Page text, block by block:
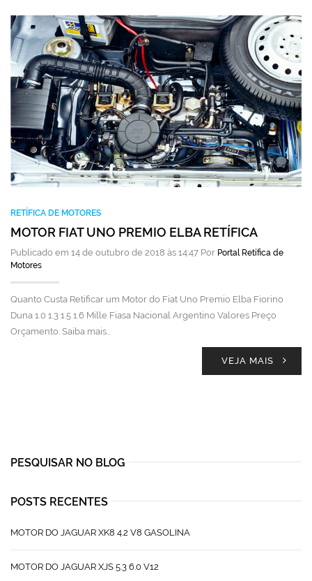
RETÍFICA DE MOTORES
MOTOR FIAT UNO PREMIO ELBA RETÍFICA
Publicado em 14 de outubro de 2018 às 14:47 Por Portal Retífica de
Motores
Quanto Custa Retificar um Motor do Fiat Uno Premio Elba Fiorino
Duna 1.0 1.3 1.5 1.6 Mille Fiasa Nacional Argentino Valores Preço
Orçamento. Saiba mais…
VEJA MAIS
PESQUISAR NO BLOG
POSTS RECENTES
MOTOR DO JAGUAR XK8 4.2 V8 GASOLINA
MOTOR DO JAGUAR XJS 5.3 6.0 V12